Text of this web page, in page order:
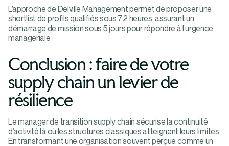
L’approche de Delville Management permet de proposer une
shortlist de profils qualifiés sous 72 heures, assurant un
démarrage de mission sous 5 jours pour répondre à l’urgence
managériale.
Conclusion : faire de votre
supply chain un levier de
résilience
Le manager de transition supply chain sécurise la continuité
d’activité là où les structures classiques atteignent leurs limites.
En transformant une organisation souvent perçue comme un